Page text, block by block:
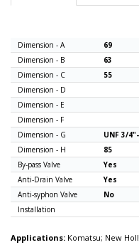
Dimension - A
69
Dimension - B
63
Dimension - C
55
Dimension - D
Dimension - E
Dimension - F
Dimension - G
UNF 3/
Dimension - H
85
By-pass Valve
Yes
Anti-Drain Valve
Yes
Anti-syphon Valve
No
Installation
Applications: Komatsu; New